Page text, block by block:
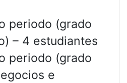
periodo (grado
– 4 estudiantes
periodo (grado
e